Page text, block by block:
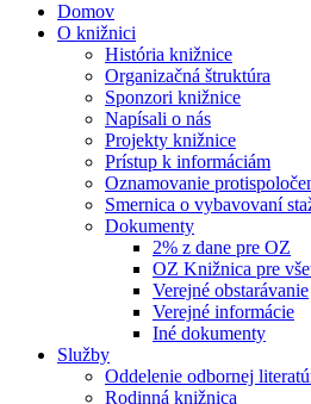
Domov
O knižnici
História knižnice
Organizačná štruktúra
Sponzori knižnice
Napísali o nás
Projekty knižnice
Prístup k informáciám
Oznamovanie
Smernica o vybavovaní
Dokumenty
2% z dane pre OZ
OZ Knižnica pre
Verejné obstarávanie
Verejné informácie
Iné dokumenty
Služby
Oddelenie odbornej
Rodinná knižnica